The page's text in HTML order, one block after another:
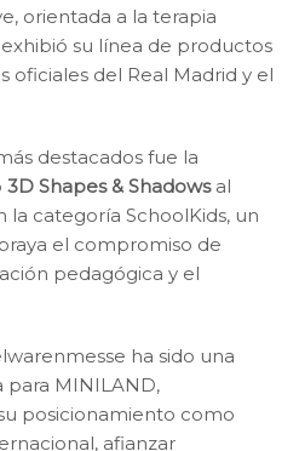
orientada a la terapia
su línea de productos
oficiales del Real Madrid y el
destacados fue la
3D Shapes & Shadowsal
la categoría SchoolKids, un
el compromiso de
pedagógica y el
ha sido una
MINILAND,
posicionamiento como
afianzar